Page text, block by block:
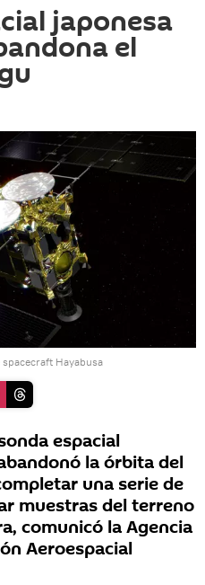
japonesa
el
spacecraft Hayabusa
espacial
la órbita del
una serie de
muestras del terreno
comunicó la Agencia
Aeroespacial